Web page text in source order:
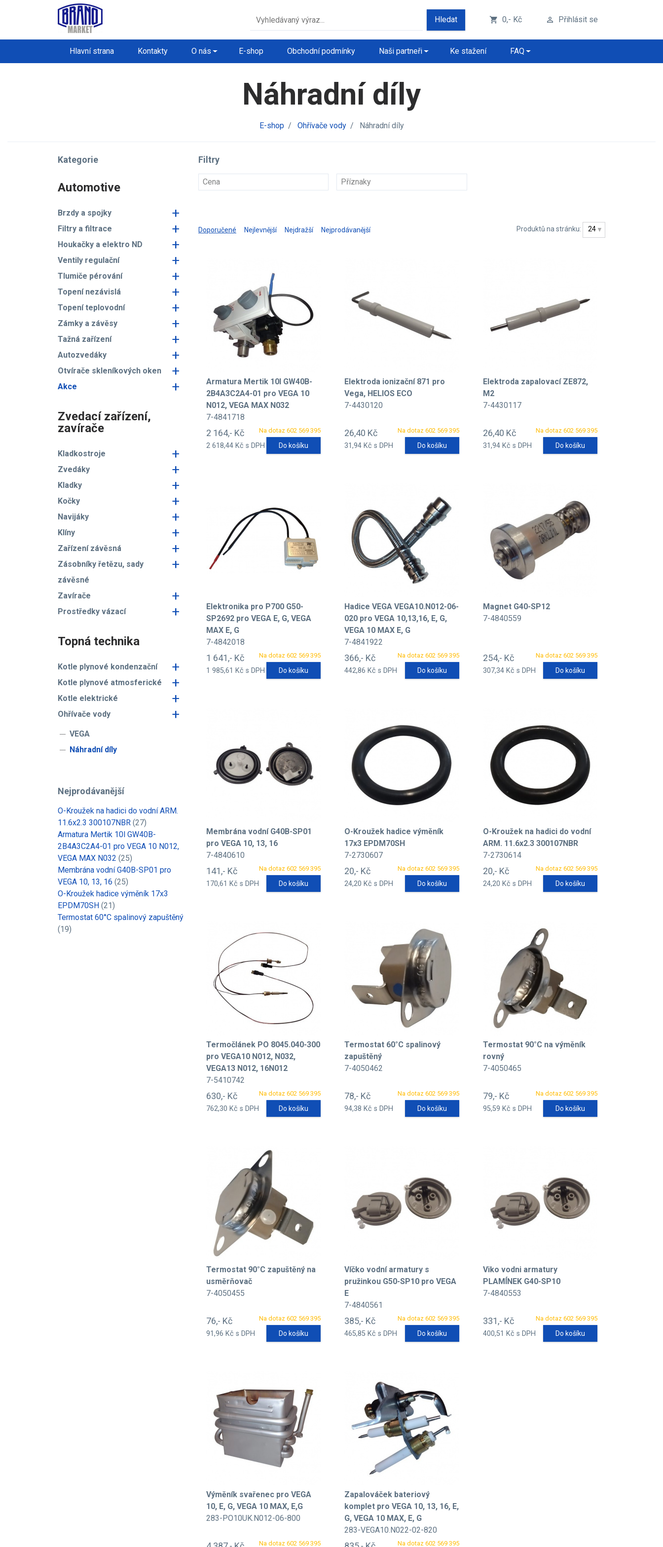
Hledat shopping_cart 0,- Kč perm_identity Přihlásit se
Hlavní strana Kontakty O nás E-shop Obchodní podmínky Naši partneři Ke stažení FAQ
Náhradní díly
E-shop / Ohřívače vody / Náhradní díly
Kategorie
Automotive
Brzdy a spojky +
Filtry a filtrace +
Houkačky a elektro ND +
Ventily regulační +
Tlumiče pérování +
Topení nezávislá +
Topení teplovodní +
Zámky a závěsy +
Tažná zařízení +
Autozvedáky +
Otvírače skleníkových oken +
Akce +
Zvedací zařízení,
zavírače
Kladkostroje +
Zvedáky +
Kladky +
Kočky +
Navijáky +
Klíny +
Zařízení závěsná +
Zásobníky řetězu, sady
závěsné
+
Zavírače +
Prostředky vázací +
Topná technika
Kotle plynové kondenzační +
Kotle plynové atmosferické +
Kotle elektrické +
Ohřívače vody +
VEGA
Náhradní díly
Nejprodávanější
O-Kroužek na hadici do vodní ARM.
11.6x2.3 300107NBR (27)
Armatura Mertik 10l GW40B-
2B4A3C2A4-01 pro VEGA 10 N012,
VEGA MAX N032 (25)
Membrána vodní G40B-SP01 pro
VEGA 10, 13, 16 (25)
O-Kroužek hadice výměník 17x3
EPDM70SH (21)
Termostat 60°C spalinový zapuštěný
(19)
Filtry
Cena Příznaky
Doporučené Nejlevnější Nejdražší Nejprodávanější Produktů na stránku: 24
Armatura Mertik 10l GW40B-
2B4A3C2A4-01 pro VEGA 10
N012, VEGA MAX N032
7-4841718
Na dotaz 602 569 395
2 164,- Kč
2 618,44 Kč s DPH Do košíku
Elektroda ionizační 871 pro
Vega, HELIOS ECO
7-4430120
Na dotaz 602 569 395
26,40 Kč
31,94 Kč s DPH Do košíku
Elektroda zapalovací ZE872,
M2
7-4430117
Na dotaz 602 569 395
26,40 Kč
31,94 Kč s DPH Do košíku
Elektronika pro P700 G50-
SP2692 pro VEGA E, G, VEGA
MAX E, G
7-4842018
Na dotaz 602 569 395
1 641,- Kč
1 985,61 Kč s DPH Do košíku
Hadice VEGA VEGA10.N012-06-
020 pro VEGA 10,13,16, E, G,
VEGA 10 MAX E, G
7-4841922
Na dotaz 602 569 395
366,- Kč
442,86 Kč s DPH Do košíku
Magnet G40-SP12
7-4840559
Na dotaz 602 569 395
254,- Kč
307,34 Kč s DPH Do košíku
Membrána vodní G40B-SP01
pro VEGA 10, 13, 16
7-4840610
Na dotaz 602 569 395
141,- Kč
170,61 Kč s DPH Do košíku
O-Kroužek hadice výměník
17x3 EPDM70SH
7-2730607
Na dotaz 602 569 395
20,- Kč
24,20 Kč s DPH Do košíku
O-Kroužek na hadici do vodní
ARM. 11.6x2.3 300107NBR
7-2730614
Na dotaz 602 569 395
20,- Kč
24,20 Kč s DPH Do košíku
Termočlánek PO 8045.040-300
pro VEGA10 N012, N032,
VEGA13 N012, 16N012
7-5410742
Na dotaz 602 569 395
630,- Kč
762,30 Kč s DPH Do košíku
Termostat 60°C spalinový
zapuštěný
7-4050462
Na dotaz 602 569 395
78,- Kč
94,38 Kč s DPH Do košíku
Termostat 90°C na výměník
rovný
7-4050465
Na dotaz 602 569 395
79,- Kč
95,59 Kč s DPH Do košíku
Termostat 90°C zapuštěný na
usměrňovač
7-4050455
Na dotaz 602 569 395
76,- Kč
91,96 Kč s DPH Do košíku
Víčko vodní armatury s
pružinkou G50-SP10 pro VEGA
E
7-4840561
Na dotaz 602 569 395
385,- Kč
465,85 Kč s DPH Do košíku
Viko vodni armatury
PLAMÍNEK G40-SP10
7-4840553
Na dotaz 602 569 395
331,- Kč
400,51 Kč s DPH Do košíku
Výměník svařenec pro VEGA
10, E, G, VEGA 10 MAX, E,G
283-PO10UK.N012-06-800
Na dotaz 602 569 395
Zapalováček bateriový
komplet pro VEGA 10, 13, 16, E,
G, VEGA 10 MAX, E, G
283-VEGA10.N022-02-820
Na dotaz 602 569 395